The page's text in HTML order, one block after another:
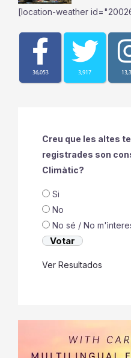
[location-weather
36,053 3,917
Creu que les altes
registrades son
Climàtic?
Si
No
No sé / No
Ver Resultados